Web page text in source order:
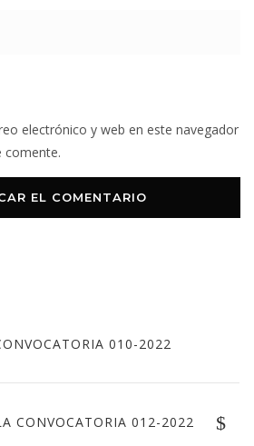
electrónico y web en este navegador
comente.
010-2022
CONVOCATORIA 012-2022